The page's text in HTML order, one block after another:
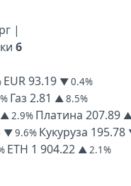
|
6
EUR93.19 ▼ 0.4%
Газ 2.81 ▲ 8.5%
▲ 2.9% Платина 207.89
▼ 9.6% Кукуруза 195.78
ETH 1 904.22 ▲ 2.1%